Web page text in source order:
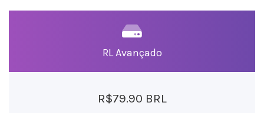
RL Avançado
R$79.90 BRL